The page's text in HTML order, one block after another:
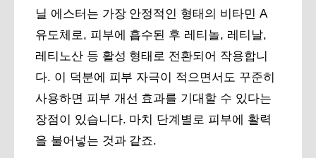
닐 에스터는 가장 안정적인 형태의 비타민 A
유도체로, 피부에 흡수된 후 레티놀, 레티날,
레티노산 등 활성 형태로 전환되어 작용합니
다. 이 덕분에 피부 자극이 적으면서도 꾸준히
사용하면 피부 개선 효과를 기대할 수 있다는
장점이 있습니다. 마치 단계별로 피부에 활력
을 불어넣는 것과 같죠.